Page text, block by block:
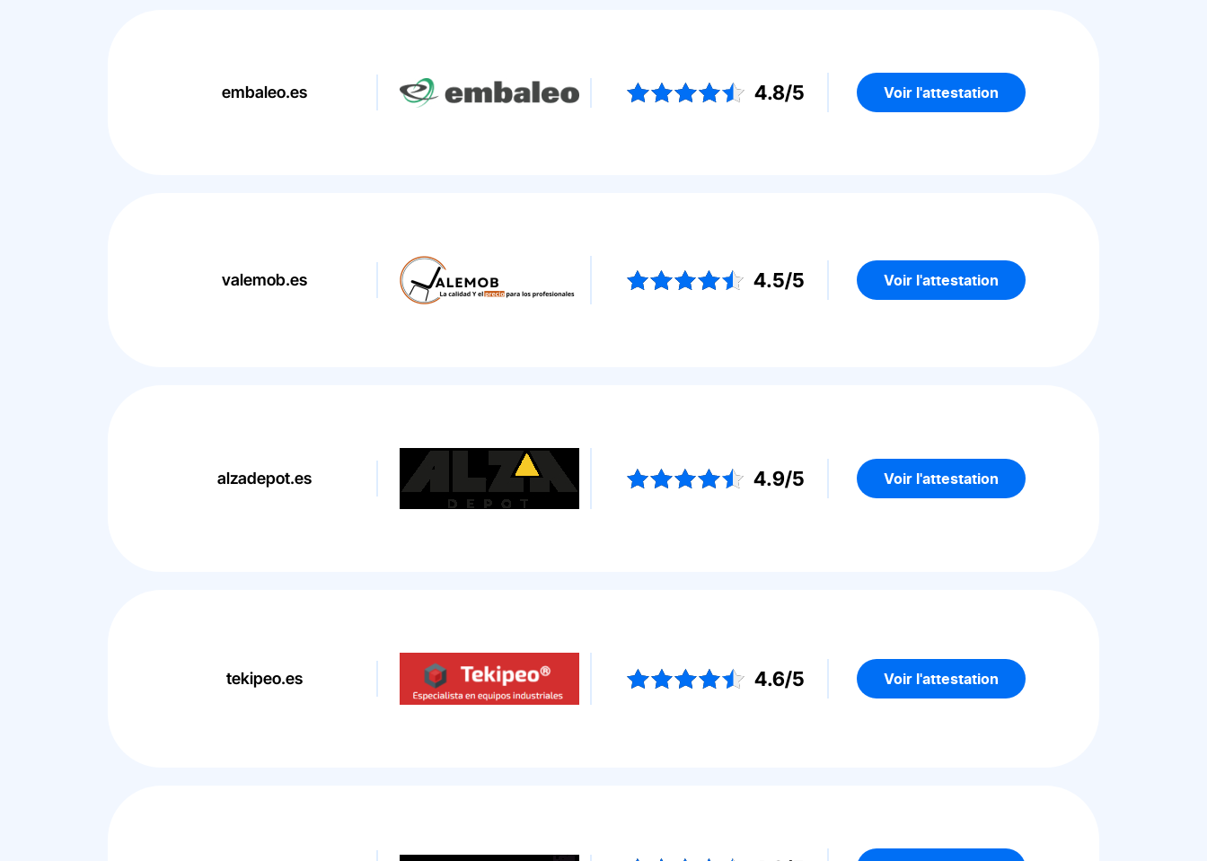
embaleo.es 4.8/5 Voir l'attestation
valemob.es 4.5/5 Voir l'attestation
alzadepot.es 4.9/5 Voir l'attestation
tekipeo.es 4.6/5 Voir l'attestation